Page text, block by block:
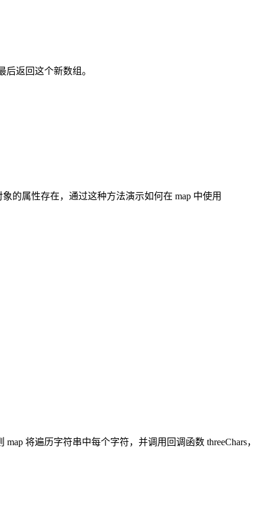
返回这个新数组。
的属性存在，通过这种方法演示如何在 map 中使用
将遍历字符串中每个字符，并调用回调函数 threeChars，